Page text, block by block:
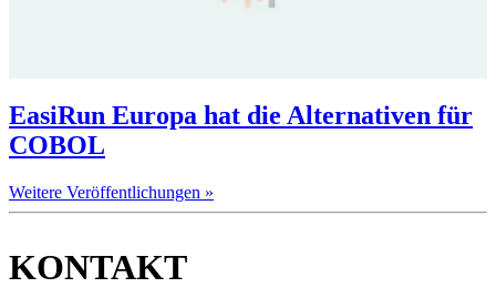
EasiRun Europa hat die Alternativen für
COBOL
Weitere Veröffentlichungen »
KONTAKT